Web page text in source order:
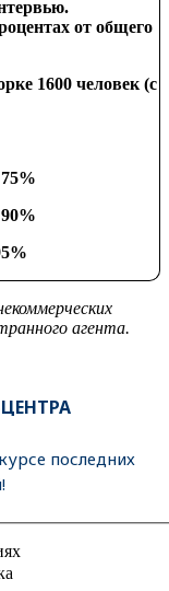
от общего
1600 человек (с
агента.
последних